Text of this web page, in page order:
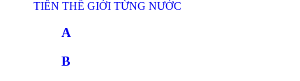
TIỀN THẾ GIỚI TỪNG NƯỚC
A
B